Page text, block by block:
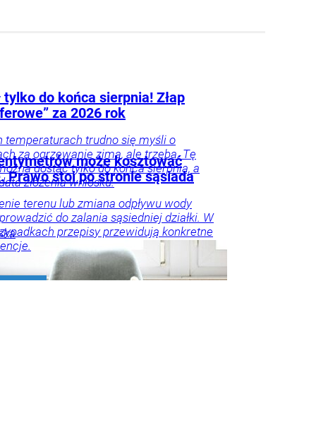
tylko do końca sierpnia! Złap
za 2026 rok
temperaturach trudno się myśli o
za ogrzewanie zimą, ale trzeba. Tę
dostać tylko do końca sierpnia, a
złożenia wniosku.
może kosztować
Prawo stoi po stronie sąsiada
terenu lub zmiana odpływu wody
do zalania sąsiedniej działki. W
przepisy przewidują konkretne